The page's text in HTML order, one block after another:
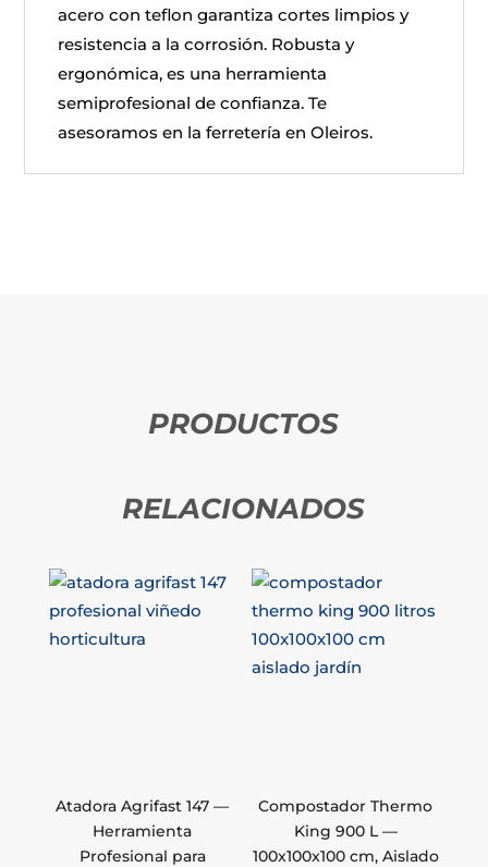
acero con teflon garantiza cortes limpios y
resistencia a la corrosión. Robusta y
ergonómica, es una herramienta
semiprofesional de confianza. Te
asesoramos en la ferretería en Oleiros.
PRODUCTOS
RELACIONADOS
Atadora Agrifast 147 —
Herramienta
Profesional para
Compostador Thermo
King 900 L —
100x100x100 cm, Aislado